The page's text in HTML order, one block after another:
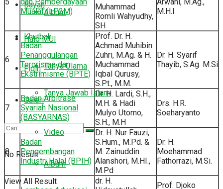
Album
Halo MUI
Tanya Ulama
Tanya Jawab Islam
No Result
View All Result
Bayan
Khutbah
Fiqih
Galeri
Video
Album
Mualaf (LP2M)
Muhammad
Romli Wahyudhy,
SH
M.H.I
6
Badan
Penanggulangan
Terorisme dan
Ekstrimisme (BPTE)
Prof. Dr. H.
Achmad Muhibin
Zuhri, M.Ag. & H.
Muchammad
Iqbal Qurusy,
S.Pt., M.M.
Dr. H. Syarif
Thayib, S.Ag. M.Si
7
Badan Arbitrase
Syariah Nasional
(BASYARNAS)
Dr. H. Lardi, S.H.,
M.H. & Hadi
Mulyo Utomo,
S.H., M.H
Drs. H.R.
Soeharyanto
8
Badan
Pengembangan
Industri Halal (BPIH)
Dr. H. Nur Fauzi,
S.Hum., M.Pd. &
M. Zainuddin
Alanshori, M.HI.,
M.Pd
Dr. H.
Moehammad
Fathorrazi, M.Si.
dr. H.
Prof. Djoko